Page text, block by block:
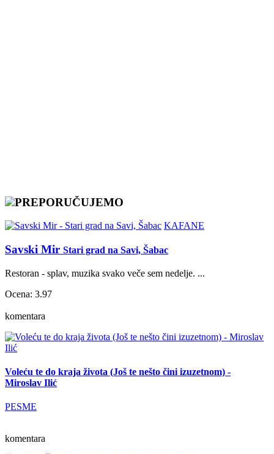
PREPORUČUJEMO
KAFANE
Savski Mir Stari grad na Savi, Šabac
Restoran - splav, muzika svako veče sem nedelje. ...
Ocena: 3.97
komentara
Voleću te do kraja života (Još te nešto čini izuzetnom) -
Miroslav Ilić
PESME
komentara